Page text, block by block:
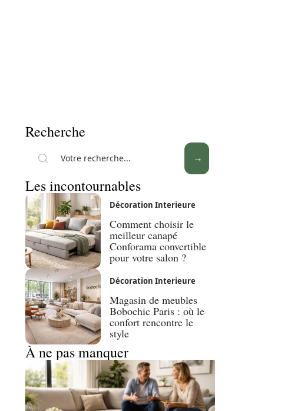
Recherche
Les incontournables
Décoration Interieure
Comment choisir le
meilleur canapé
Conforama convertible
pour votre salon ?
Décoration Interieure
Magasin de meubles
Bobochic Paris : où le
confort rencontre le
style
À ne pas manquer